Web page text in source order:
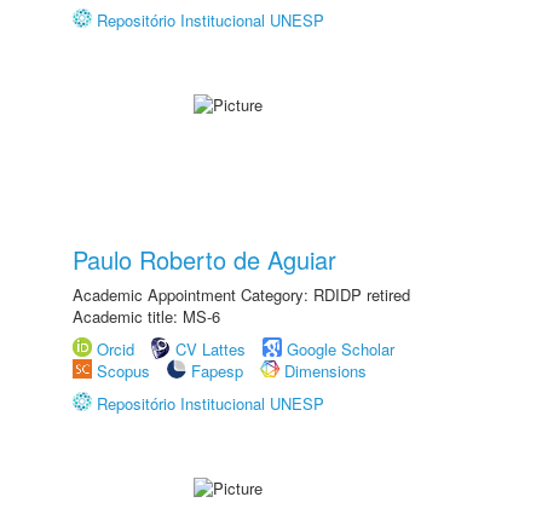
Repositório Institucional UNESP
Paulo Roberto de Aguiar
Academic Appointment Category: RDIDP retired
Academic title: MS-6
Orcid
CV Lattes
Google Scholar
Scopus
Fapesp
Dimensions
Repositório Institucional UNESP